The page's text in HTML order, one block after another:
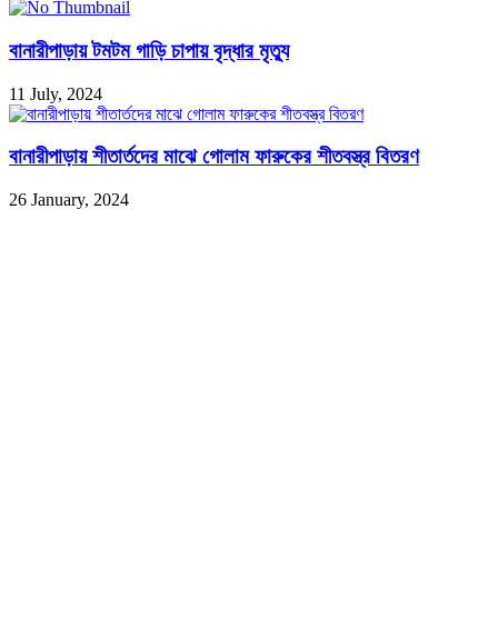
বানারীপাড়ায় টমটম গাড়ি চাপায় বৃদ্ধার মৃত্যু
11 July, 2024
বানারীপাড়ায় শীতার্তদের মাঝে গোলাম ফারুকের শীতবস্ত্র বিতরণ
26 January, 2024